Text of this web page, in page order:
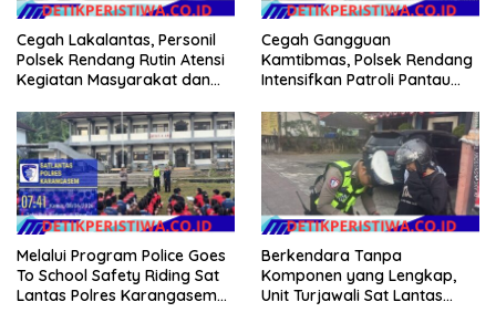
Cegah Lakalantas, Personil
Polsek Rendang Rutin Atensi
Kegiatan Masyarakat dan
Siswi Sekolah
Cegah Gangguan
Kamtibmas, Polsek Rendang
Intensifkan Patroli Pantau
Melalui Program Police Goes
To School Safety Riding Sat
Lantas Polres Karangasem
Berkendara Tanpa
Komponen yang Lengkap,
Unit Turjawali Sat Lantas